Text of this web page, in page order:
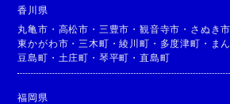
香川県
丸亀市 ・ 高松市 ・ 三豊市 ・観音寺市 ・ さぬき市
東かがわ市 ・ 三木町 ・綾川町 ・ 多度津町 ・ ま
豆島町 ・ 土庄町 ・ 琴平町 ・直島町
福岡県